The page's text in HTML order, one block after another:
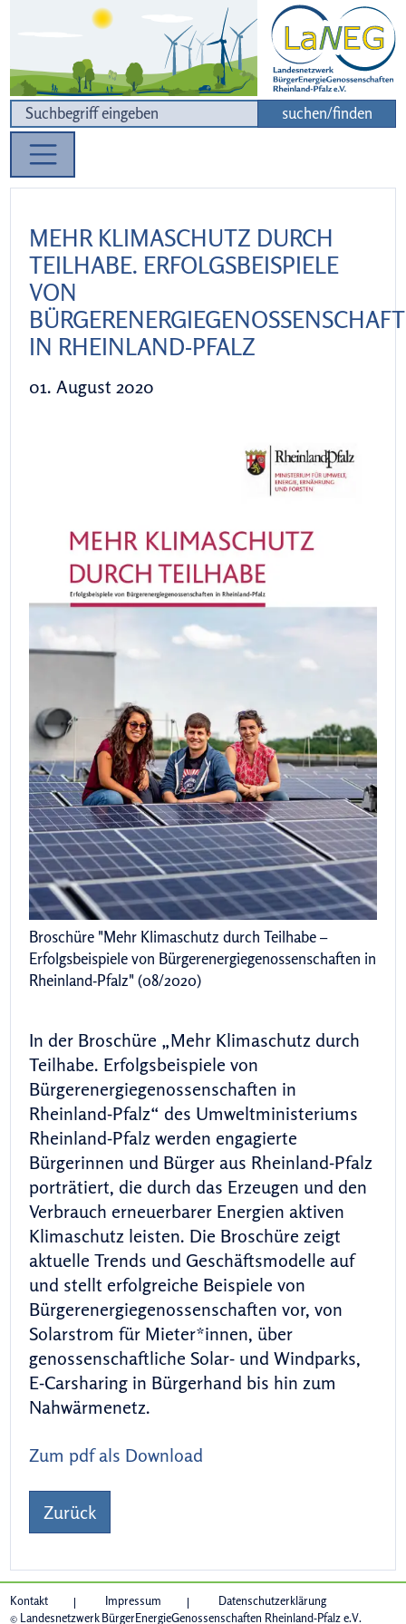
Zur Navigation
Zum Inhalt
suchen/finden
MEHR KLIMASCHUTZ DURCH
TEILHABE. ERFOLGSBEISPIELE
VON
IN RHEINLAND-PFALZ
01. August 2020
Broschüre "Mehr Klimaschutz durch Teilhabe –
Erfolgsbeispiele von Bürgerenergiegenossenschaften in
Rheinland-Pfalz" (08/2020)
In der Broschüre „Mehr Klimaschutz durch
Teilhabe. Erfolgsbeispiele von
Bürgerenergiegenossenschaften in
Rheinland-Pfalz“ des Umweltministeriums
Rheinland-Pfalz werden engagierte
Bürgerinnen und Bürger aus Rheinland-Pfalz
porträtiert, die durch das Erzeugen und den
Verbrauch erneuerbarer Energien aktiven
Klimaschutz leisten. Die Broschüre zeigt
aktuelle Trends und Geschäftsmodelle auf
und stellt erfolgreiche Beispiele von
Bürgerenergiegenossenschaften vor, von
Solarstrom für Mieter*innen, über
genossenschaftliche Solar- und Windparks,
E-Carsharing in Bürgerhand bis hin zum
Nahwärmenetz.
Zum pdf als Download
Zurück
Kontakt Impressum
Datenschutzerklärung
© Landesnetzwerk BürgerEnergieGenossenschaften Rheinland-Pfalz e.V.